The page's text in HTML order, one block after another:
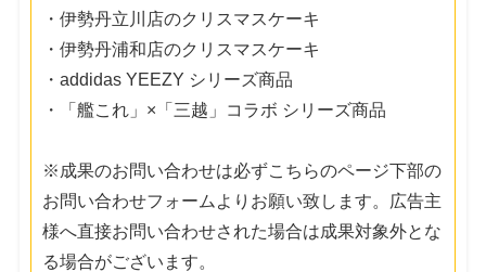
・伊勢丹立川店のクリスマスケーキ
・伊勢丹浦和店のクリスマスケーキ
・addidas YEEZY シリーズ商品
・「艦これ」×「三越」コラボ シリーズ商品
※成果のお問い合わせは必ずこちらのページ下部の
お問い合わせフォームよりお願い致します。広告主
様へ直接お問い合わせされた場合は成果対象外とな
る場合がございます。